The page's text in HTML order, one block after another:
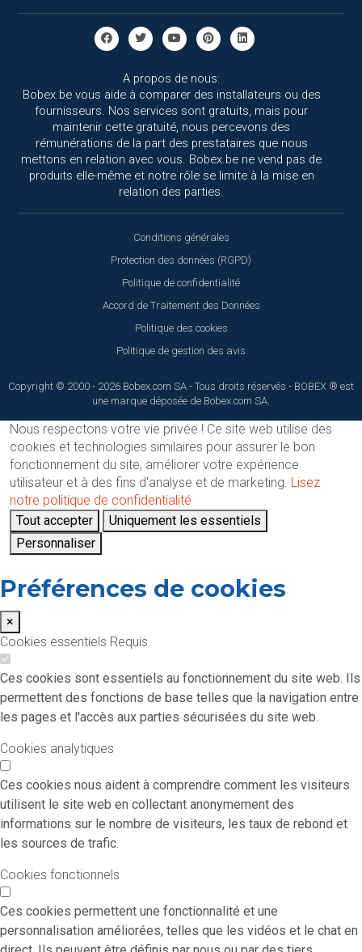
A propos de nous:
Bobex.be vous aide à comparer des installateurs ou des
fournisseurs. Nos services sont gratuits, mais pour
maintenir cette gratuité, nous percevons des
rémunérations de la part des prestataires que nous
mettons en relation avec vous. Bobex.be ne vend pas de
produits elle-même et notre rôle se limite à la mise en
relation des parties.
Conditions générales
Protection des données (RGPD)
Politique de confidentialité
Accord de Traitement des Données
Politique des cookies
Politique de gestion des avis
Copyright © 2000 - 2026 Bobex.com SA - Tous droits réservés - BOBEX ® est
une marque déposée de Bobex.com SA.
Nous respectons votre vie privée ! Ce site web utilise des
cookies et technologies similaires pour assurer le bon
fonctionnement du site, améliorer votre expérience
utilisateur et à des fins d'analyse et de marketing. Lisez
notre politique de confidentialité
Tout accepter
Uniquement les essentiels
Personnaliser
Préférences de cookies
×
Cookies essentiels Requis
Ces cookies sont essentiels au fonctionnement du site web. Ils
permettent des fonctions de base telles que la navigation entre
les pages et l'accès aux parties sécurisées du site web.
Cookies analytiques
Ces cookies nous aident à comprendre comment les visiteurs
utilisent le site web en collectant anonymement des
informations sur le nombre de visiteurs, les taux de rebond et
les sources de trafic.
Cookies fonctionnels
Ces cookies permettent une fonctionnalité et une
personnalisation améliorées, telles que les vidéos et le chat en